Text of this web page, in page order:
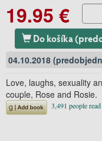
19.95 €
Do
04.10.2018
Love, laughs, sexuality
couple, Rose and Rosie.